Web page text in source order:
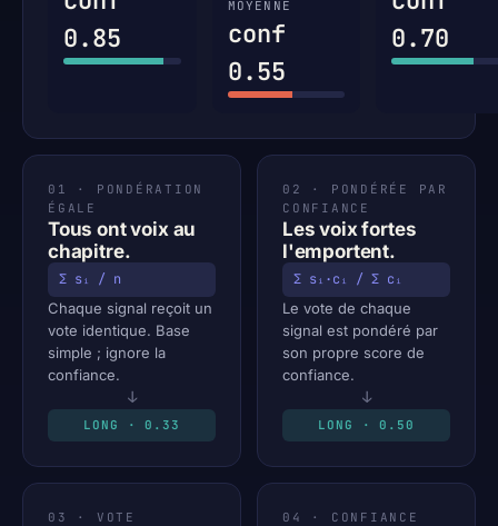
0.85
MOYENNE
conf
0.55
0.70
01 · PONDÉRATION
ÉGALE
Tous ont voix au
chapitre.
Σ sᵢ / n
Chaque signal reçoit un
vote identique. Base
simple ; ignore la
confiance.
↓
LONG · 0.33
02 · PONDÉRÉE PAR
CONFIANCE
Les voix fortes
l'emportent.
Σ sᵢ·cᵢ / Σ cᵢ
Le vote de chaque
signal est pondéré par
son propre score de
confiance.
↓
LONG · 0.50
03 · VOTE
04 · CONFIANCE